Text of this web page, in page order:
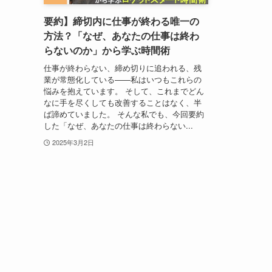
要約】締切内に仕事が終わる唯一の
方法？「なぜ、あなたの仕事は終わ
らないのか」から学ぶ時間術
仕事が終わらない、締め切りに追われる、残
業が常態化している——私はいつもこれらの
悩みを抱えています。 そして、これまでどん
なに手を尽くしても改善することはなく、半
ば諦めていました。 そんな私でも、今回要約
した「なぜ、あなたの仕事は終わらない...
2025年3月2日